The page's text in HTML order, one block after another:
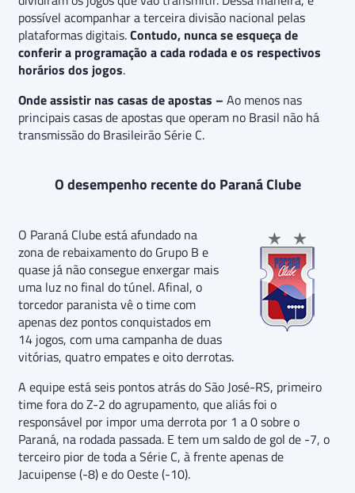
possível acompanhar a terceira divisão nacional pelas
plataformas digitais.Contudo, nunca se esqueça de
conferir a programação a cada rodada e os respectivos
horários dos jogos.
Onde assistir nas casas de apostas – Ao menos nas
principais casas de apostas que operam no Brasil não há
transmissão do Brasileirão Série C.
O desempenho recente do Paraná Clube
O Paraná Clube está afundado na
zona de rebaixamento do Grupo B e
quase já não consegue enxergar mais
uma luz no final do túnel. Afinal, o
torcedor paranista vê o time com
apenas dez pontos conquistados em
14 jogos, com uma campanha de duas
vitórias, quatro empates e oito derrotas.
A equipe está seis pontos atrás do São José-RS, primeiro
time fora do Z-2 do agrupamento, que aliás foi o
responsável por impor uma derrota por 1 a 0 sobre o
Paraná, na rodada passada. E tem um saldo de gol de -7, o
terceiro pior de toda a Série C, à frente apenas de
Jacuipense (-8) e do Oeste (-10).